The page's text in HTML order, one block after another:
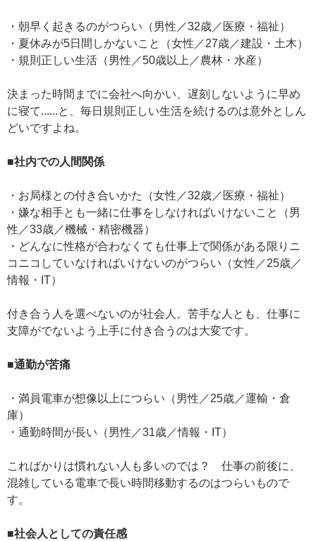
・朝早く起きるのがつらい（男性／32歳／医療・福祉）
・夏休みが5日間しかないこと（女性／27歳／建設・土木）
・規則正しい生活（男性／50歳以上／農林・水産）
決まった時間までに会社へ向かい、遅刻しないように早め
に寝て......と、毎日規則正しい生活を続けるのは意外としん
どいですよね。
■社内での人間関係
・お局様との付き合いかた（女性／32歳／医療・福祉）
・嫌な相手とも一緒に仕事をしなければいけないこと（男
性／33歳／機械・精密機器）
・どんなに性格が合わなくても仕事上で関係がある限りニ
コニコしていなければいけないのがつらい（女性／25歳／
情報・IT）
付き合う人を選べないのが社会人。苦手な人とも、仕事に
支障がでないよう上手に付き合うのは大変です。
■通勤が苦痛
・満員電車が想像以上につらい（男性／25歳／運輸・倉
庫）
・通勤時間が長い（男性／31歳／情報・IT）
こればかりは慣れない人も多いのでは？ 仕事の前後に、
混雑している電車で長い時間移動するのはつらいもので
す。
■社会人としての責任感